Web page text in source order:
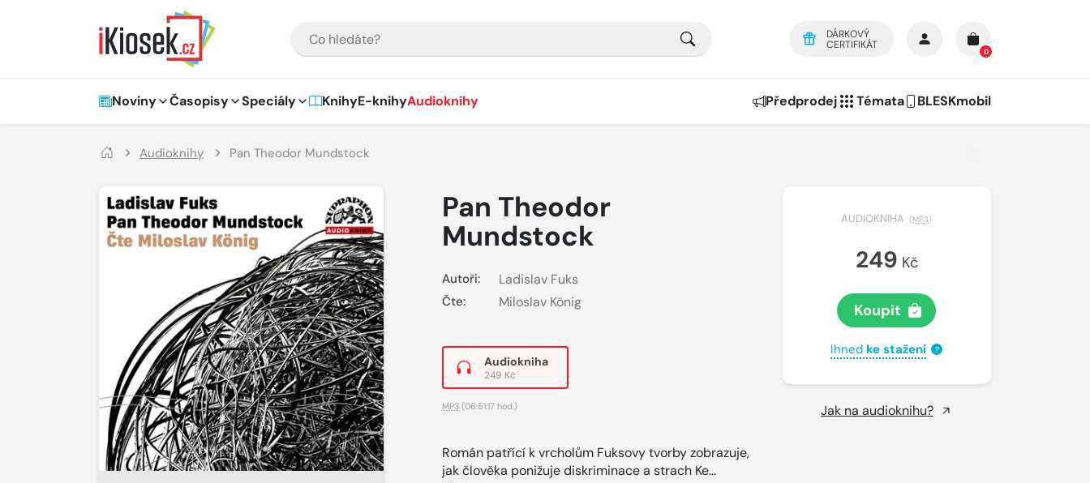
DÁRKOVÝ
CERTIFIKÁT
0
Hlavní navigace
Noviny Časopisy Speciály KnihyE-knihyAudioknihy Předprodej Témata BLESKmobil
Audioknihy Pan Theodor Mundstock
Pan Theodor
Mundstock
Autoři: Ladislav Fuks
Čte: Miloslav König
Audiokniha
249 Kč
MP3(06:51:17 hod.)
Román patřící k vrcholům Fuksovy tvorby zobrazuje,
jak člověka ponižuje diskriminace a strach Ke...
AUDIOKNIHA (MP3)
249 Kč
Koupit
Ihned ke stažení ?
Jak na audioknihu?